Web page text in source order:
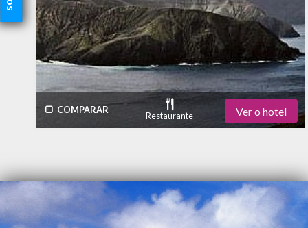
COMPARAR
Restaurante
Bar Piscina Ar Condicionado SPA
Internet - Habitación
Ver o hotel